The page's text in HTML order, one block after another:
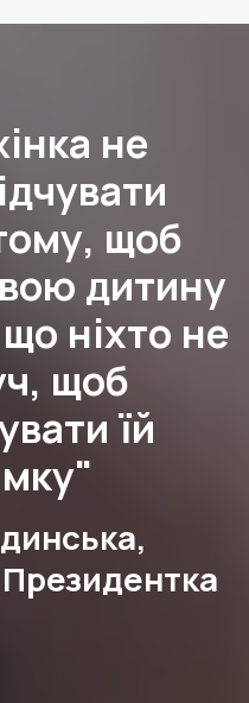
не
щоб
дитину
ніхто не
щоб
їй